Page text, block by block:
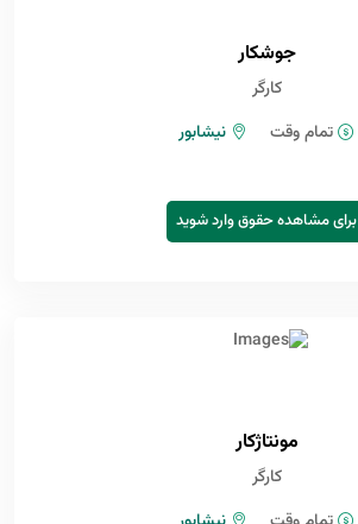
جوشکار
کارگر
تمام وقت
نیشابور
برای مشاهده حقوق وارد شوید
مونتاژکار
کارگر